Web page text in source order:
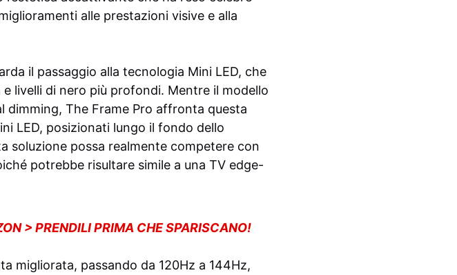
alle prestazioni visive e alla
il passaggio alla tecnologia Mini LED, che
livelli di nero più profondi. Mentre il modello
dimming, The Frame Pro affronta questa
LED, posizionati lungo il fondo dello
soluzione possa realmente competere con
potrebbe risultare simile a una TV edge-
> PRENDILI PRIMA CHE SPARISCANO!
migliorata, passando da 120Hz a 144Hz,